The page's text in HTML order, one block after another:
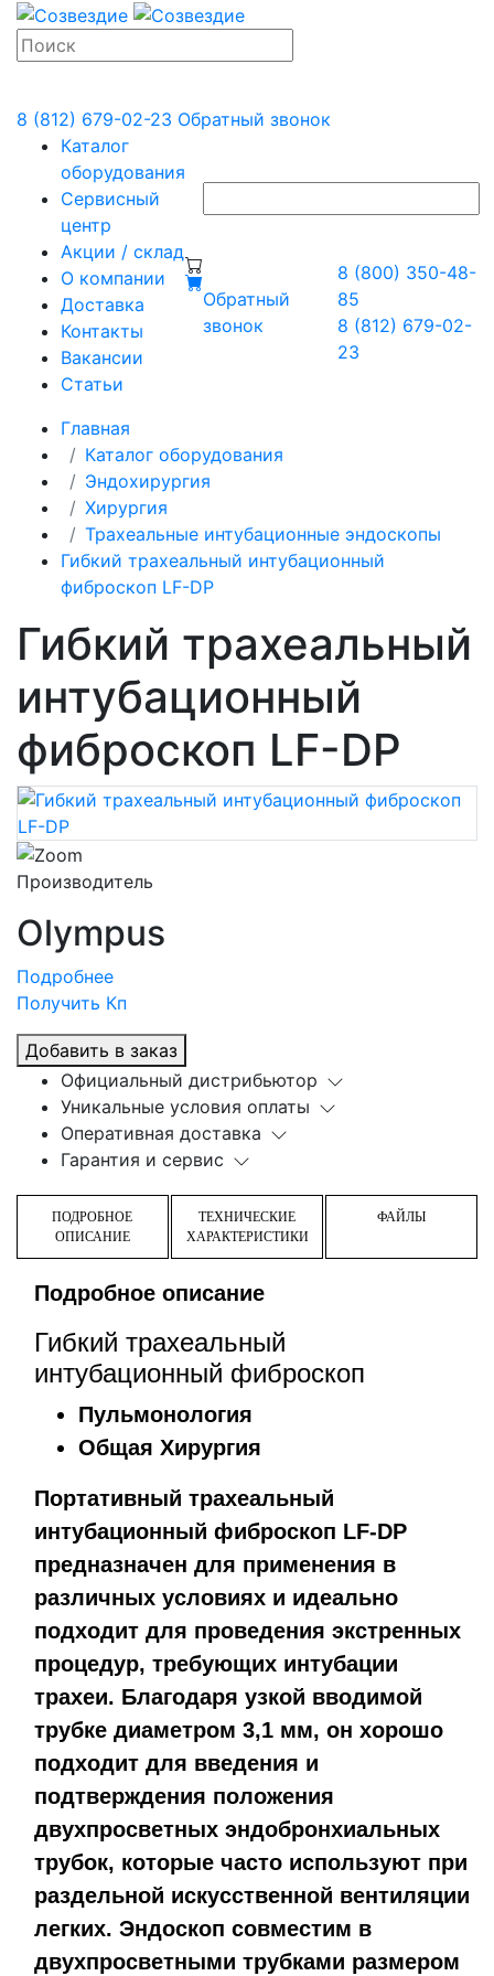
8 (812) 679-02-23 Обратный звонок
Каталог
оборудования
Сервисный
центр
Акции / склад
О компании
Доставка
Контакты
Вакансии
Статьи
Обратный
звонок
8 (800) 350-48-
85
8 (812) 679-02-
23
Главная
Каталог оборудования
Эндохирургия
Хирургия
Трахеальные интубационные эндоскопы
Гибкий трахеальный интубационный
фиброскоп LF-DP
Гибкий трахеальный
интубационный
фиброскоп LF-DP
Производитель
Olympus
Подробнее
Получить Кп
Добавить в заказ
Официальный дистрибьютор
Уникальные условия оплаты
Оперативная доставка
Гарантия и сервис
ПОДРОБНОЕ
ОПИСАНИЕ
ТЕХНИЧЕСКИЕ
ХАРАКТЕРИСТИКИ
ФАЙЛЫ
Подробное описание
Гибкий трахеальный
интубационный фиброскоп
Пульмонология
Общая Хирургия
Портативный трахеальный
интубационный фиброскоп LF-DP
предназначен для применения в
различных условиях и идеально
подходит для проведения экстренных
процедур, требующих интубации
трахеи. Благодаря узкой вводимой
трубке диаметром 3,1 мм, он хорошо
подходит для введения и
подтверждения положения
двухпросветных эндобронхиальных
трубок, которые часто используют при
раздельной искусственной вентиляции
легких. Эндоскоп совместим в
двухпросветными трубками размером